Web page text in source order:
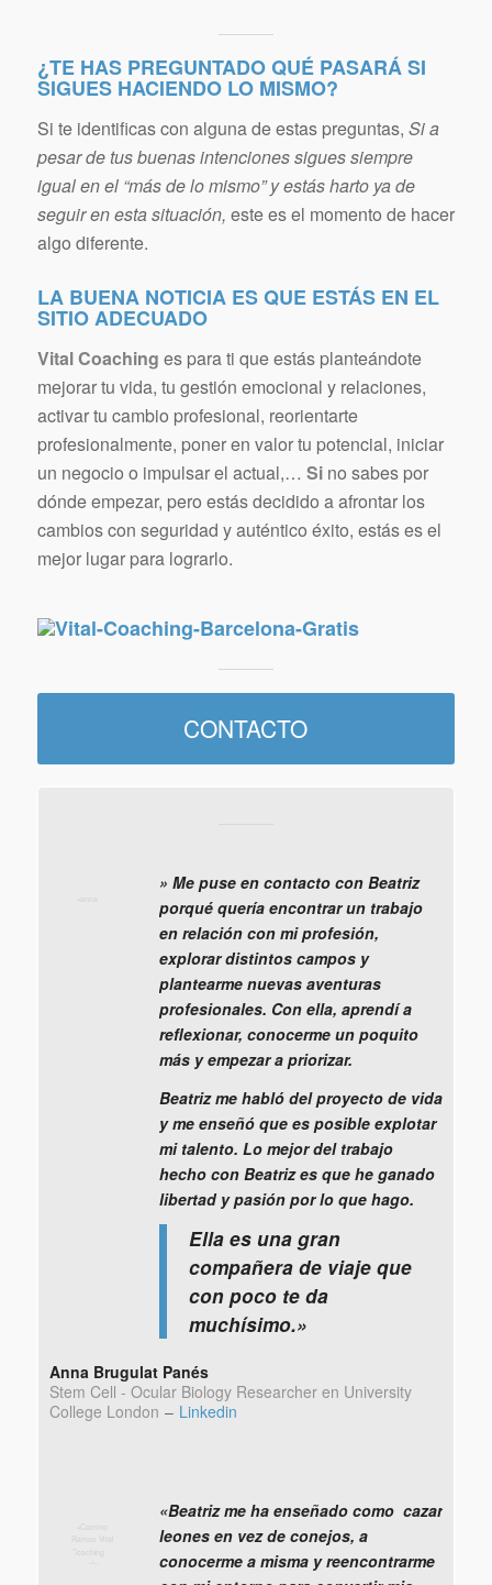
¿TE HAS PREGUNTADO QUÉ PASARÁ SI
SIGUES HACIENDO LO MISMO?
Si te identificas con alguna de estas preguntas, Si a
pesar de tus buenas intenciones sigues siempre
igual en el “más de lo mismo” y estás harto ya de
seguir en esta situación, este es el momento de hacer
algo diferente.
LA BUENA NOTICIA ES QUE ESTÁS EN EL
SITIO ADECUADO
Vital Coaching es para ti que estás planteándote
mejorar tu vida, tu gestión emocional y relaciones,
activar tu cambio profesional, reorientarte
profesionalmente, poner en valor tu potencial, iniciar
un negocio o impulsar el actual,… Sino sabes por
dónde empezar, pero estás decidido a afrontar los
cambios con seguridad y auténtico éxito, estás es el
mejor lugar para lograrlo.
CONTACTO
» Me puse en contacto con Beatriz
porqué quería encontrar un trabajo
en relación con mi profesión,
explorar distintos campos y
plantearme nuevas aventuras
profesionales. Con ella, aprendí a
reflexionar, conocerme un poquito
más y empezar a priorizar.
Beatriz me habló del proyecto de vida
y me enseñó que es posible explotar
mi talento. Lo mejor del trabajo
hecho con Beatriz es que he ganado
libertad y pasión por lo que hago.
Ella es una gran
compañera de viaje que
con poco te da
muchísimo.»
Anna Brugulat Panés
Stem Cell - Ocular Biology Researcher en University
College London – Linkedin
«Beatriz me ha enseñado como cazar
leones en vez de conejos, a
conocerme a misma y reencontrarme